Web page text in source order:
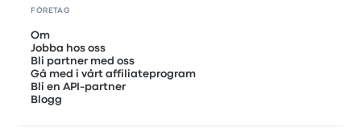
FÖRETAG
Om
Jobba hos oss
Bli partner med oss
Gå med i vårt affiliateprogram
Bli en API-partner
Blogg